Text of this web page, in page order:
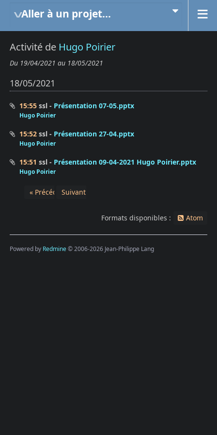
Aller à un projet...
Activité de Hugo Poirier
Du 19/04/2021 au 18/05/2021
18/05/2021
15:55 ssl Présentation 07-05.pptx
Hugo Poirier
15:52 ssl Présentation 27-04.pptx
Hugo Poirier
15:51 ssl Présentation 09-04-2021 Hugo Poirier.pptx
Hugo Poirier
« PrécédentSuivant »
Formats disponibles : Atom
Powered by Redmine© 2006-2026 Jean-Philippe Lang